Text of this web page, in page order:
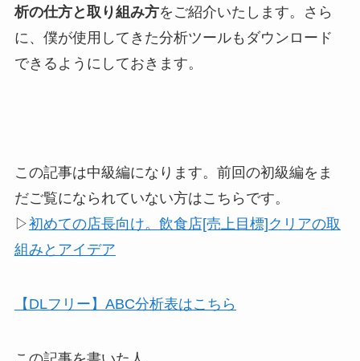
析の仕方と取り組み方をご紹介いたします。さら
に、僕が使用してきた分析ツールもダウンロード
できるようにしておきます。
この記事は中級編になります。前回の初級編をま
だご覧になられていない方はこちらです。
▷初めての店長向け。飲食店[売上目標]クリアの取
組みとアイデア
【DLフリー】ABC分析表はこちら